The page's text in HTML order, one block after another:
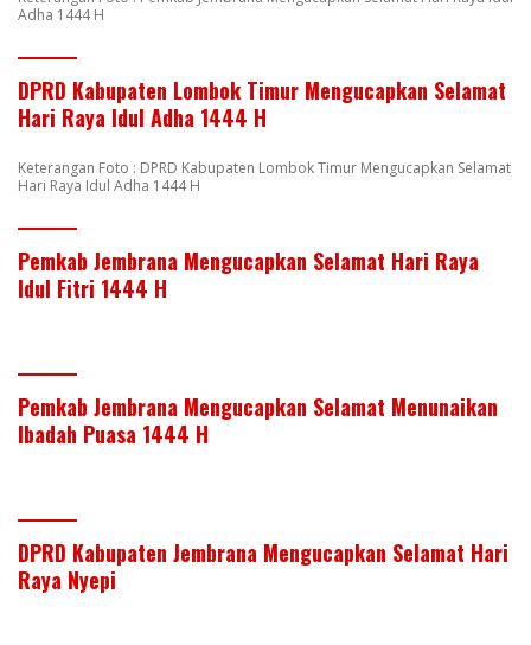
Adha 1444 H
DPRD Kabupaten Lombok Timur Mengucapkan Selamat
Hari Raya Idul Adha 1444 H
Keterangan Foto : DPRD Kabupaten Lombok Timur Mengucapkan Selamat
Hari Raya Idul Adha 1444 H
Pemkab Jembrana Mengucapkan Selamat Hari Raya
Idul Fitri 1444 H
Pemkab Jembrana Mengucapkan Selamat Menunaikan
Ibadah Puasa 1444 H
DPRD Kabupaten Jembrana Mengucapkan Selamat Hari
Raya Nyepi